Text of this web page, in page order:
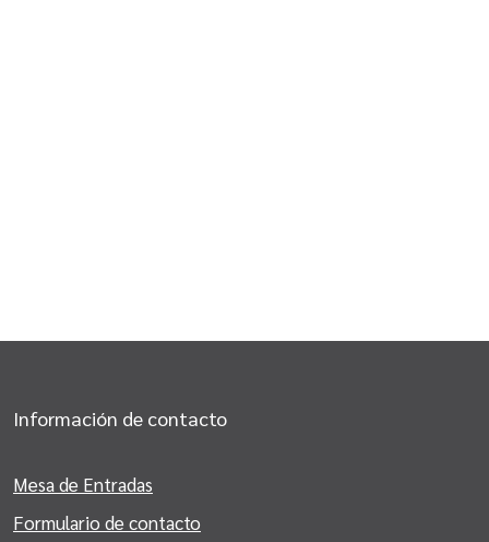
Información de contacto
Mesa de Entradas
Formulario de contacto